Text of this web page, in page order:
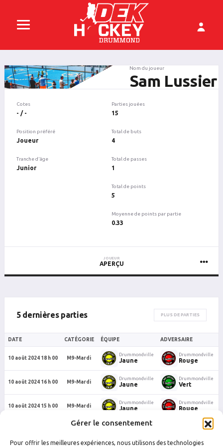
Gérer le consentement
Pour offrir les meilleures expériences, nous utilisons des technologies
Nom du joueur
Sam Lussier
Cotes
- / -
Position préféré
Joueur
Tranche d'âge
Junior
Parties jouées
15
Total de buts
4
Total de passes
1
Total de points
5
Moyenne de points par partie
0.33
JOUEUR
APERÇU
5 dernières parties PLUS DE PARTIES
DATE CATÉGORIE ÉQUIPE ADVERSAIRE
10 août 2024 18 h 00 M9-Mardi
Drummondville
Jaune
Drummondville
Rouge
10 août 2024 16 h 00 M9-Mardi
Drummondville
Jaune
Drummondville
Vert
10 août 2024 15 h 00 M9-Mardi
Drummondville
Jaune
Drummondville
Rouge
Drummondville Drummondville